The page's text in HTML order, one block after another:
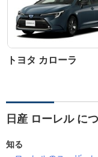
トヨタ カローラ
日産 ローレル に
知る